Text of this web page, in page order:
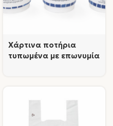
Χάρτινα ποτήρια
τυπωμένα με επωνυμία